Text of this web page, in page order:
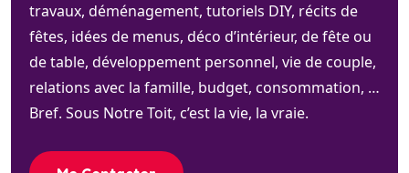
travaux, déménagement, tutoriels DIY, récits de
fêtes, idées de menus, déco d’intérieur, de fête ou
de table, développement personnel, vie de couple,
relations avec la famille, budget, consommation, …
Bref. Sous Notre Toit, c’est la vie, la vraie.